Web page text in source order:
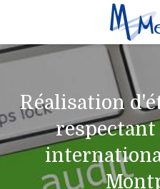
Réalisation d'études cliniques
Réalisation